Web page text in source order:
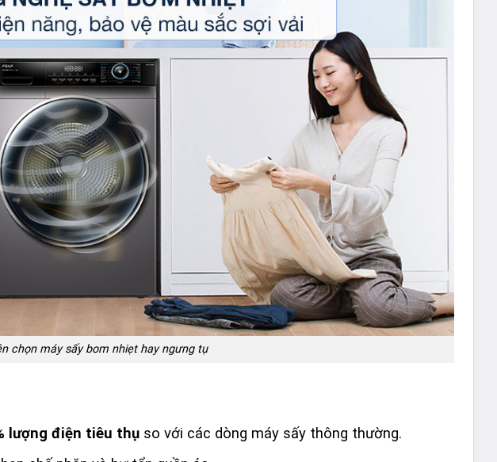
chọn máy sấy bom nhiẹt hay ngưng tụ
lượng điện tiêu thụso với các dòng máy sấy thông thường.